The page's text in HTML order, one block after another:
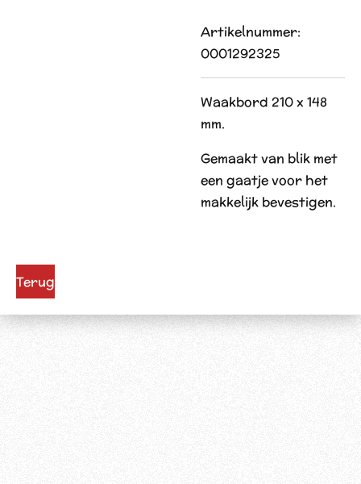
Artikelnummer:
0001292325
Waakbord 210 x 148
mm.
Gemaakt van blik met
een gaatje voor het
makkelijk bevestigen.
Terug